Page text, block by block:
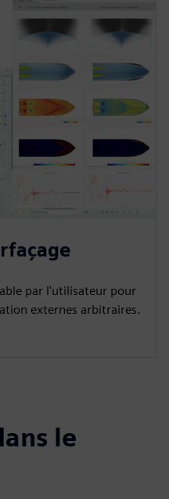
par l'utilisateur pour
externes arbitraires.
le